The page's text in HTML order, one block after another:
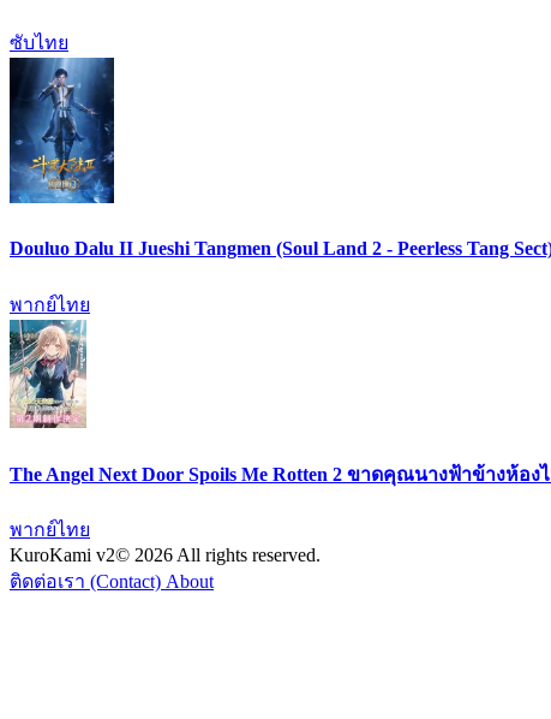
ซับไทย
Douluo Dalu II Jueshi Tangmen (Soul Land 2 - Peerless
พากย์ไทย
The Angel Next Door Spoils Me Rotten 2 ขาดคุณนางฟ้าข้างห้
พากย์ไทย
KuroKami v2© 2026 All rights reserved.
ติดต่อเรา (Contact) About